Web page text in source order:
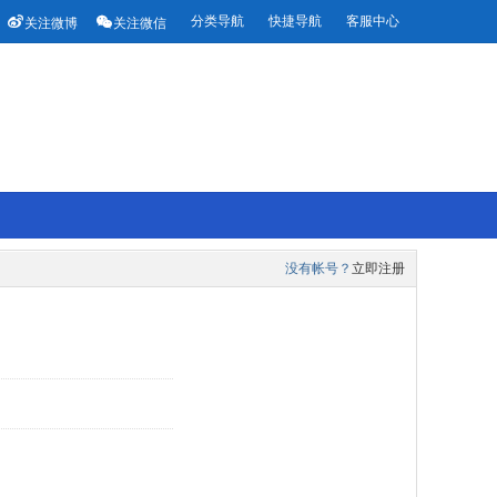
关注微博 关注微信 分类导航 快捷导航 客服中心
没有帐号？ 立即注册